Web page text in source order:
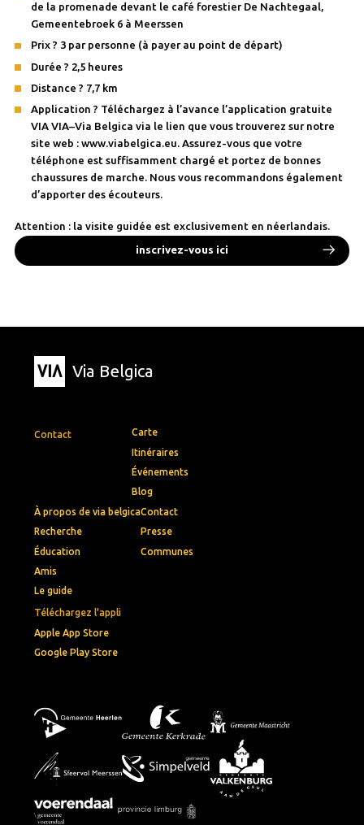
de la promenade devant le café forestier De Nachtegaal,
Gemeentebroek 6 à Meerssen
Prix ? 3 par personne (à payer au point de départ)
Durée ? 2,5 heures
Distance ? 7,7 km
Application ? Téléchargez à l’avance l’application gratuite
VIA VIA–Via Belgica via le lien que vous trouverez sur notre
site web : www.viabelgica.eu. Assurez-vous que votre
téléphone est suffisamment chargé et portez de bonnes
chaussures de marche. Nous vous recommandons également
d’apporter des écouteurs.
Attention : la visite guidée est exclusivement en néerlandais.
inscrivez-vous ici
Via Belgica
Contact
Téléchargez l'appli
Apple App Store
Google Play Store
Carte
Itinéraires
Événements
Blog
À propos de via belgica
Recherche
Éducation
Amis
Le guide
Contact
Presse
Communes